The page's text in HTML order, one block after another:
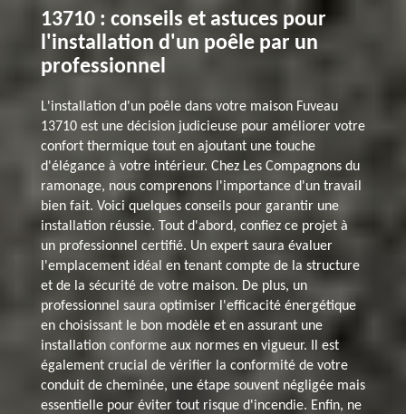
13710 : conseils et astuces pour
l'installation d'un poêle par un
professionnel
L'installation d'un poêle dans votre maison Fuveau
13710 est une décision judicieuse pour améliorer votre
confort thermique tout en ajoutant une touche
d'élégance à votre intérieur. Chez Les Compagnons du
ramonage, nous comprenons l'importance d'un travail
bien fait. Voici quelques conseils pour garantir une
installation réussie. Tout d'abord, confiez ce projet à
un professionnel certifié. Un expert saura évaluer
l'emplacement idéal en tenant compte de la structure
et de la sécurité de votre maison. De plus, un
professionnel saura optimiser l'efficacité énergétique
en choisissant le bon modèle et en assurant une
installation conforme aux normes en vigueur. Il est
également crucial de vérifier la conformité de votre
conduit de cheminée, une étape souvent négligée mais
essentielle pour éviter tout risque d'incendie. Enfin, ne